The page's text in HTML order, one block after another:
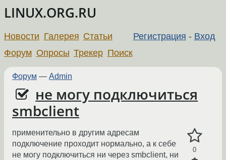
LINUX.ORG.RU
Регистрация - Вход
Новости Галерея Статьи
Форум Опросы Трекер Поиск
Форум — Admin
не могу подключиться
smbclient
0
применительно в другим адресам
подключение проходит нормально, а к себе
не могу подключиться ни через smbclient, ни